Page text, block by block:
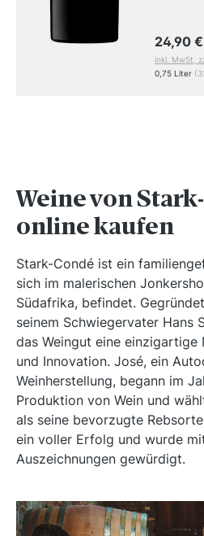
24,90 €
inkl. MwSt,
0,75 Liter
Weine von
online kaufen
Stark-Condé ist ein
sich im malerischen
Südafrika, befindet.
seinem Schwiegervater Hans
das Weingut eine einzigartige
und Innovation. José, ein
Weinherstellung, begann im
Produktion von Wein und
als seine bevorzugte
ein voller Erfolg und wurde
Auszeichnungen gewürdigt.